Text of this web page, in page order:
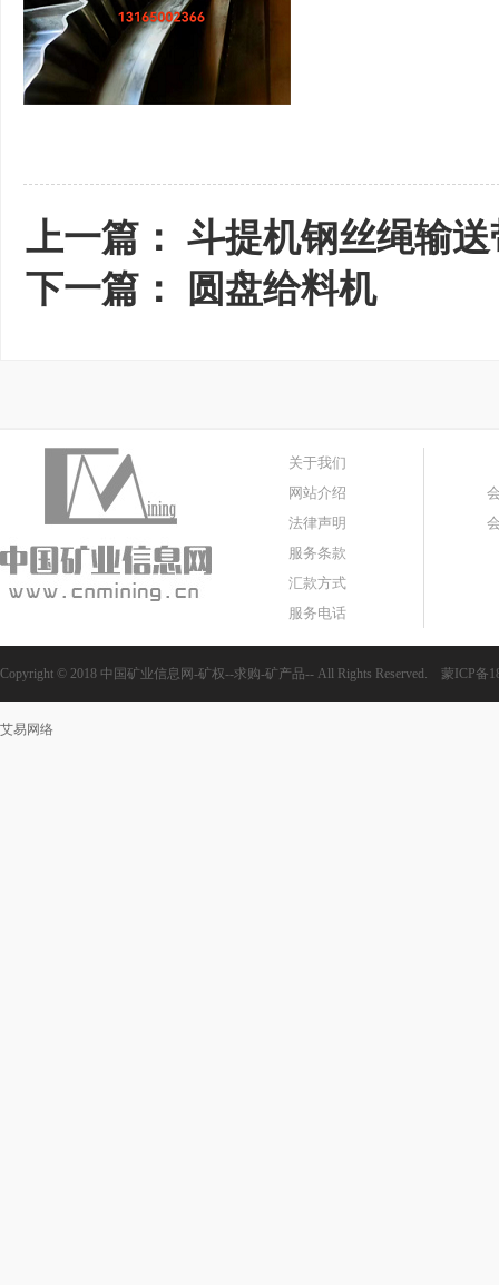
上一篇： 斗提机钢丝绳输
下一篇：
圆盘给料机
关于我们
网站介绍
法律声明
服务条款
汇款方式
服务电话
Copyright © 2018 中国矿业信息网-矿权--求购-矿产品-- All Rights Reserved. 蒙ICP备
艾易网络